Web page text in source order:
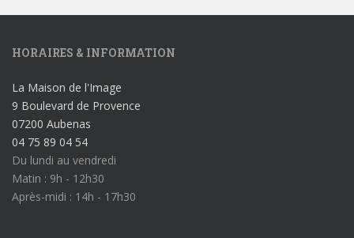
HORAIRES & INFORMATION
La Maison de l'Image
9 Boulevard de Provence
07200 Aubenas
04 75 89 04 54
Du lundi au vendredi
Matin : 9h - 12h30
Après-midi : 14h - 17h30